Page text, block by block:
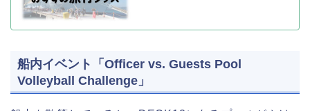
船内イベント「Officer vs. Guests Pool
Volleyball Challenge」